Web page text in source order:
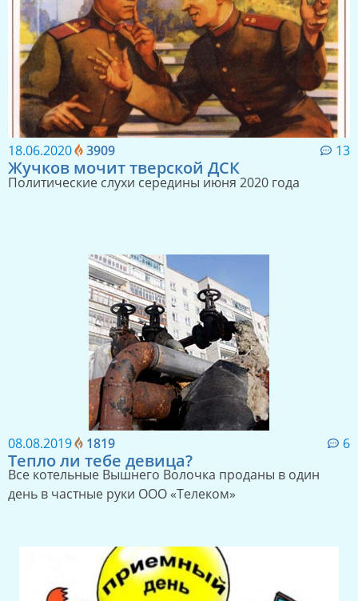
18.06.2020 3909 13
Жучков мочит тверской ДСК
Политические слухи середины июня 2020 года
08.08.2019 1819 6
Тепло ли тебе девица?
Все котельные Вышнего Волочка проданы в один
день в частные руки ООО «Телеком»